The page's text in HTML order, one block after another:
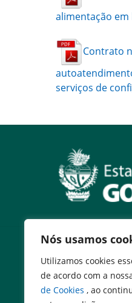
Nós usamos
Utilizamos cookies
de acordo com a
de Cookies , ao
alimentação em
Contrato
serviços de
Serviços
Expresso Goiás
Expresso Aplicações
Expresso Servidor